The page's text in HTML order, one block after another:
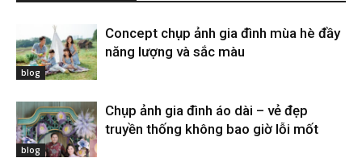
blog
Concept chụp ảnh gia đình mùa hè đầy
năng lượng và sắc màu
blog
Chụp ảnh gia đình áo dài – vẻ đẹp
truyền thống không bao giờ lỗi mốt